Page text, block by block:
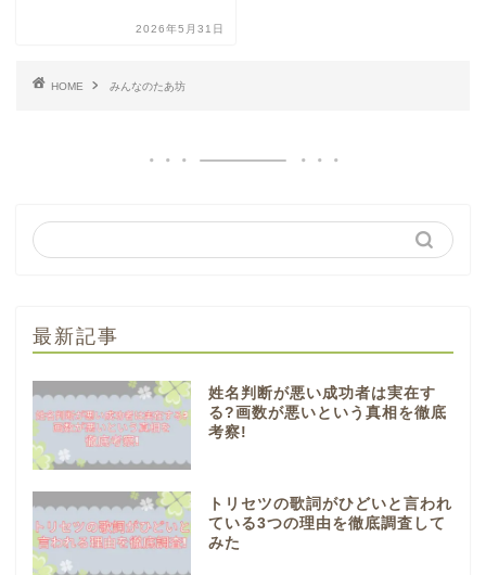
2026年5月31日
HOME みんなのたあ坊
最新記事
姓名判断が悪い成功者は実在す
る?画数が悪いという真相を徹底
考察!
トリセツの歌詞がひどいと言われ
ている3つの理由を徹底調査して
みた